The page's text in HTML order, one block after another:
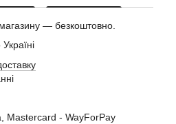
— безкоштовно.
Mastercard - WayForPay